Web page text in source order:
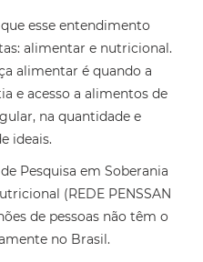
esse entendimento
alimentar e nutricional.
alimentar é quando a
e acesso a alimentos de
na quantidade e
ideais.
Pesquisa em Soberania
(REDE PENSSAN
de pessoas não têm o
no Brasil.